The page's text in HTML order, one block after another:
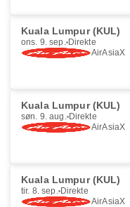
Kuala Lumpur (KUL)
ons. 9. sep. Direkte
AirAsiaX
Kuala Lumpur (KUL)
søn. 9. aug. Direkte
AirAsiaX
Kuala Lumpur (KUL)
tir. 8. sep. Direkte
AirAsiaX